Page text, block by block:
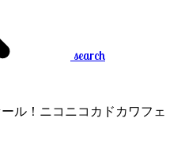
search
ル！ニコニコカドカワフェ